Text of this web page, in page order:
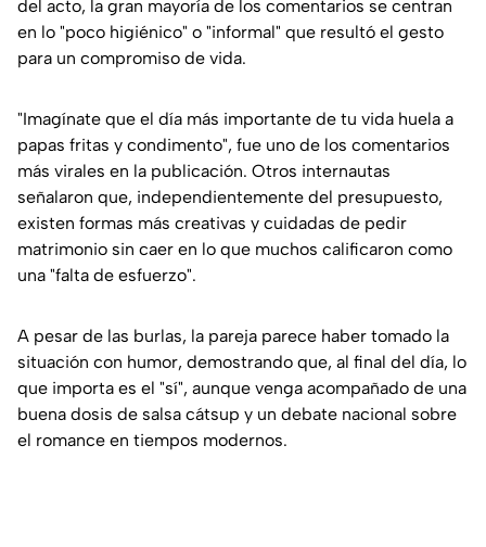
del acto, la gran mayoría de los comentarios se centran
en lo "poco higiénico" o "informal" que resultó el gesto
para un compromiso de vida.
"Imagínate que el día más importante de tu vida huela a
papas fritas y condimento", fue uno de los comentarios
más virales en la publicación. Otros internautas
señalaron que, independientemente del presupuesto,
existen formas más creativas y cuidadas de pedir
matrimonio sin caer en lo que muchos calificaron como
una "falta de esfuerzo".
A pesar de las burlas, la pareja parece haber tomado la
situación con humor, demostrando que, al final del día, lo
que importa es el "sí", aunque venga acompañado de una
buena dosis de salsa cátsup y un debate nacional sobre
el romance en tiempos modernos.